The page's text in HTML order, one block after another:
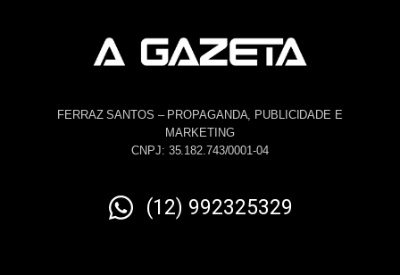
FERRAZ SANTOS – PROPAGANDA, PUBLICIDADE E
MARKETING
CNPJ: 35.182.743/0001-04
(12) 992325329